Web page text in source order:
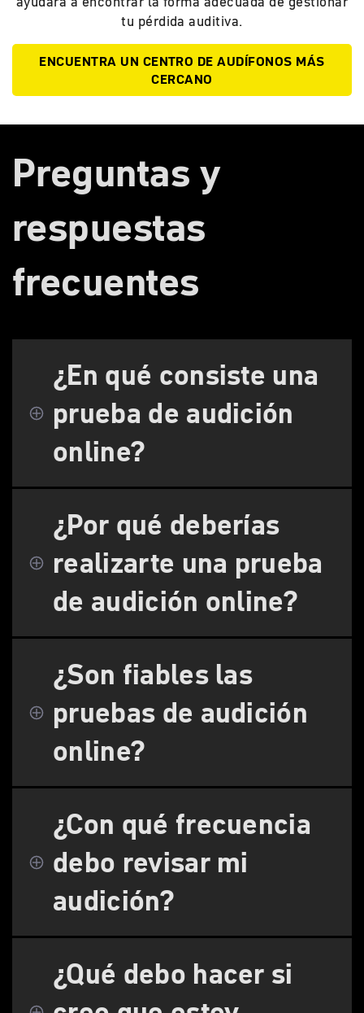
tu pérdida auditiva.
ENCUENTRA UN CENTRO DE AUDÍFONOS MÁS
CERCANO
Preguntas y
respuestas
frecuentes
¿En qué consiste una
prueba de audición
online?
¿Por qué deberías
realizarte una prueba
de audición online?
¿Son fiables las
pruebas de audición
online?
¿Con qué frecuencia
debo revisar mi
audición?
¿Qué debo hacer si